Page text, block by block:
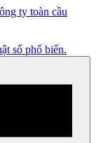
ty toàn cầu
số phổ biến.